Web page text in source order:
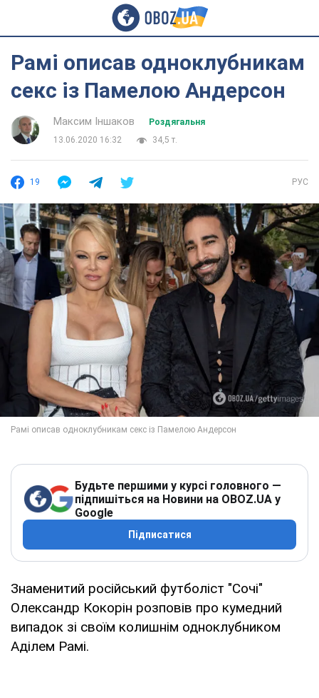
Рамі описав одноклубникам
секс із Памелою Андерсон
Максим Іншаков
Роздягальня
13.06.2020 16:32
34,5 т.
19 РУС
Будьте першими у курсі головного —
підпишіться на Новини на OBOZ.UA у
Google
Підписатися
Знаменитий російський футболіст "Сочі"
Олександр Кокорін розповів про кумедний
випадок зі своїм колишнім одноклубником
Аділем Рамі.